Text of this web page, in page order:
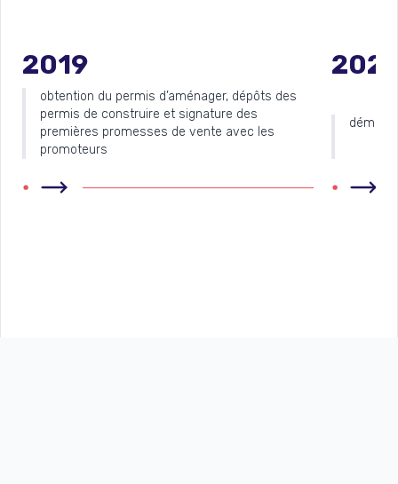
2019
obtention du permis d’aménager, dépôts des
permis de construire et signature des
premières promesses de vente avec les
promoteurs